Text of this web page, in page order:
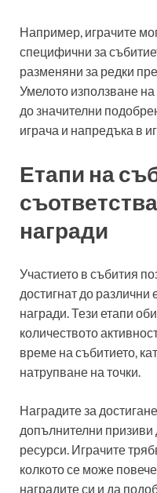
Например, играчите
специфични за
разменяни за редки
Умелото използване
до значителни
играча и напредъка в
Етапи на
награди
Участието в събития
достигнат до различни
награди. Тези етапи
количеството
време на събитието,
натрупване на точки.
Наградите за
допълнителни призиви
ресурси. Играчите
колкото се може
наградите си и да